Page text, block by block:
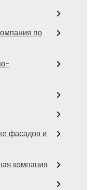
по
фасадов и
компания